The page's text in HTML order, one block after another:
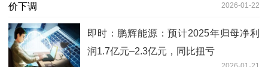
2026-01-22
即时：鹏辉能源：预计2025年归母净利
润1.7亿元–2.3亿元，同比扭亏